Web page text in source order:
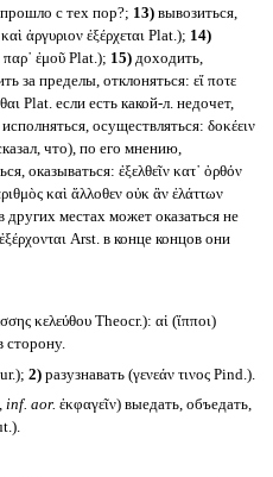
с тех пор?; 13)вывозиться,
ἀργυριον ἐξέρχεται Plat.); 14)
παρ᾽ ἐμοῦ Plat.); 15)доходить,
за пределы, отклоняться: εἴ ποτε
Plat. если есть какой-л. недочет,
осуществляться: δοκέειν
что), по его мнению,
оказываться: ἐξελθεῖν κατ᾽ ὀρθόν
καὶ ἄλλοθεν οὐκ ἂν ἐλάττων
других местах может оказаться не
Arst. в конце концов они
κελεύθου Theocr.): αἱ (ἵπποι)
сторону.
2)разузнавать (γενεάν τινος Pind.).
inf. aor. ἐκφαγεῖν) выедать, объедать,